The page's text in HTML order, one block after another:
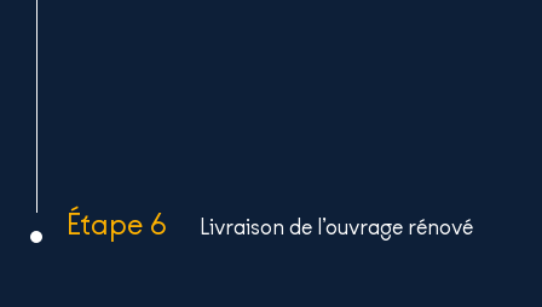
Étape 6 Livraison de l’ouvrage rénové